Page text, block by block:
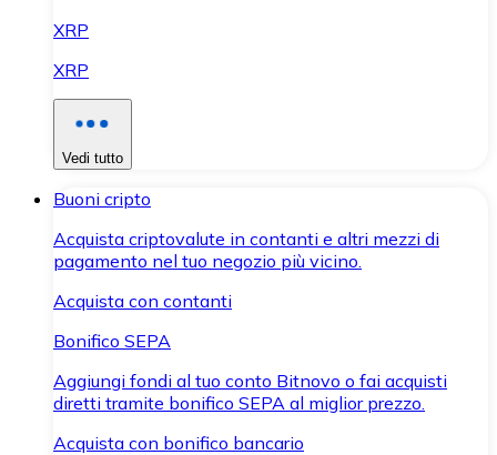
XRP
XRP
Vedi tutto
Buoni cripto
Acquista criptovalute in contanti e altri mezzi di
pagamento nel tuo negozio più vicino.
Acquista con contanti
Bonifico SEPA
Aggiungi fondi al tuo conto Bitnovo o fai acquisti
diretti tramite bonifico SEPA al miglior prezzo.
Acquista con bonifico bancario